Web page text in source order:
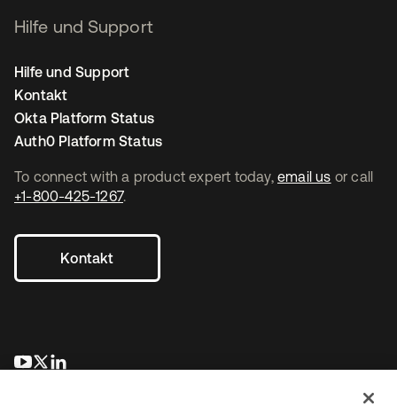
To connect with a product expert today, email us or call
+1-800-425-1267.
Kontakt
wird in einer neuen Registerkarte geöffnet
wird in einer neuen Registerkarte geöffnet
Hilfe und Support
Hilfe und Support
Kontakt
Okta Platform Status
Auth0 Platform Status